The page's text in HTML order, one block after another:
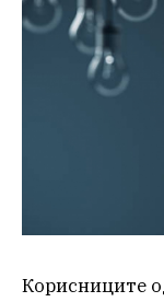
Корисниците